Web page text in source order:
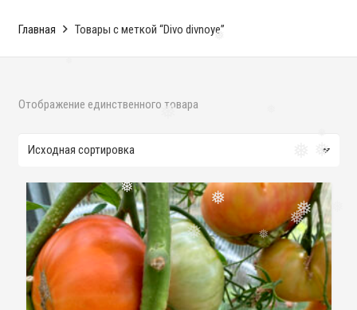
❅
❅
❅ ❅
❅
❅
❅
Главная Товары с меткой “Divo divnoye”
Отображение единственного товара